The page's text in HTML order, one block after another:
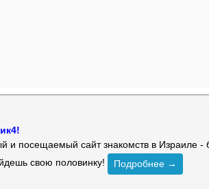
посещаемый сайт знакомств в Израиле -
свою половинку!
Подробнее →